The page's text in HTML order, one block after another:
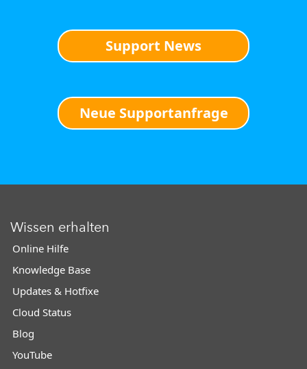
Support News
Neue Supportanfrage
Wissen erhalten
Online Hilfe
Knowledge Base
Updates & Hotfixe
Cloud Status
Blog
YouTube